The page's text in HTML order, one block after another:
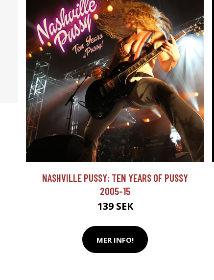
NASHVILLE PUSSY: TEN YEARS OF PUSSY
2005-15
139 SEK
MER INFO!